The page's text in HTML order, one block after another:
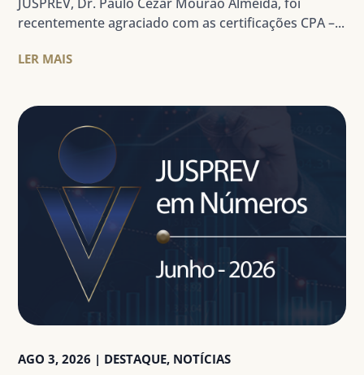
recentemente agraciado com as certificações CPA –...
LER MAIS
AGO 3, 2026 | DESTAQUE, NOTÍCIAS